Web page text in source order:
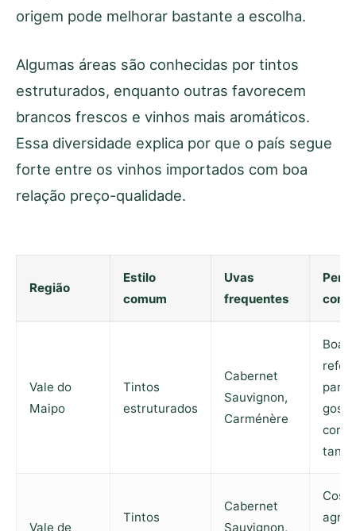
origem pode melhorar bastante a escolha.
Algumas áreas são conhecidas por tintos
estruturados, enquanto outras favorecem
brancos frescos e vinhos mais aromáticos.
Essa diversidade explica por que o país segue
forte entre os vinhos importados com boa
relação preço-qualidade.
Região
Estilo
comum
Uvas
frequentes
Perfil
Vale do
Maipo
Tintos
estruturados
Cabernet
Sauvignon,
Carménère
Boa
para
Vale de
Tintos
Cabernet
Sauvignon,